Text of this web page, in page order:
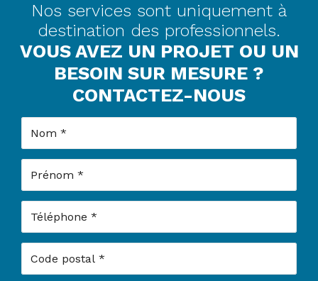
Nos services sont uniquement à
destination des professionnels.
VOUS AVEZ UN PROJET OU UN
BESOIN SUR MESURE ?
CONTACTEZ-NOUS